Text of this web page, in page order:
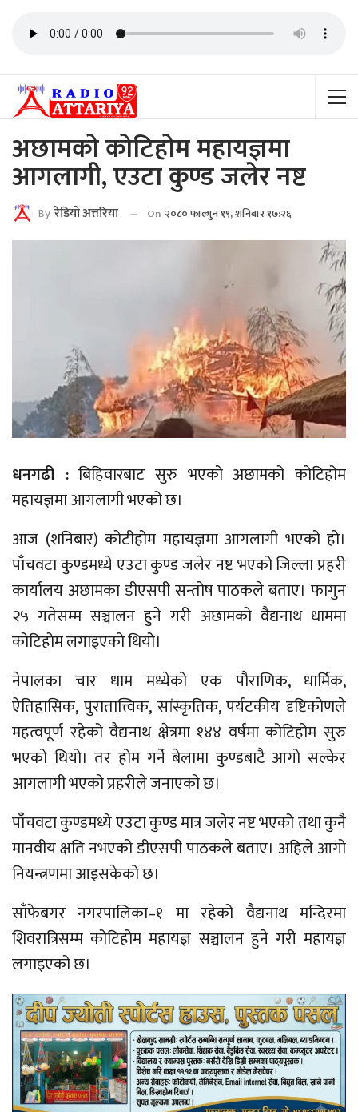
अछामको कोटिहोम महायज्ञमा
आगलागी, एउटा कुण्ड जलेर नष्ट
By रेडियाे अत्तरिया On २०८० फाल्गुन १९, शनिबार १७:२६
धनगढी :बिहिवारबाट सुरु भएको अछामको कोटिहोम
महायज्ञमा आगलागी भएको छ।
आज (शनिबार) कोटीहोम महायज्ञमा आगलागी भएको हो।
पाँचवटा कुण्डमध्ये एउटा कुण्ड जलेर नष्ट भएको जिल्ला प्रहरी
कार्यालय अछामका डीएसपी सन्तोष पाठकले बताए। फागुन
२५ गतेसम्म सञ्चालन हुने गरी अछामको वैद्यनाथ धाममा
कोटिहोम लगाइएको थियो।
नेपालका चार धाम मध्येको एक पौराणिक, धार्मिक,
ऐतिहासिक, पुरातात्त्विक, सांस्कृतिक, पर्यटकीय दृष्टिकोणले
महत्वपूर्ण रहेको वैद्यनाथ क्षेत्रमा १४४ वर्षमा कोटिहोम सुरु
भएको थियो। तर होम गर्ने बेलामा कुण्डबाटै आगो सल्केर
आगलागी भएको प्रहरीले जनाएको छ।
पाँचवटा कुण्डमध्ये एउटा कुण्ड मात्र जलेर नष्ट भएको तथा कुनै
मानवीय क्षति नभएको डीएसपी पाठकले बताए। अहिले आगो
नियन्त्रणमा आइसकेको छ।
साँफेबगर नगरपालिका–१ मा रहेको वैद्यनाथ मन्दिरमा
शिवरात्रिसम्म कोटिहोम महायज्ञ सञ्चालन हुने गरी महायज्ञ
लगाइएको छ।